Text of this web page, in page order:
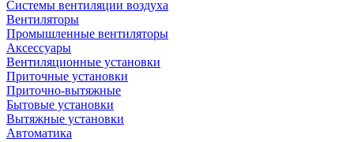
Системы вентиляции воздуха
Вентиляторы
Промышленные вентиляторы
Аксессуары
Вентиляционные установки
Приточные установки
Приточно-вытяжные
Бытовые установки
Вытяжные установки
Автоматика